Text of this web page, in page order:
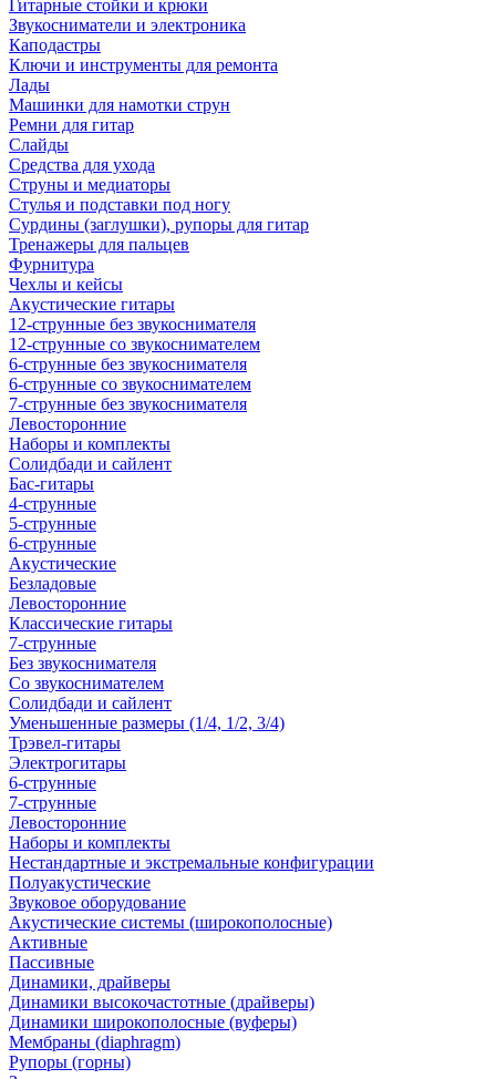
Гитарные стойки и крюки
Звукосниматели и электроника
Каподастры
Ключи и инструменты для ремонта
Лады
Машинки для намотки струн
Ремни для гитар
Слайды
Средства для ухода
Струны и медиаторы
Стулья и подставки под ногу
Сурдины (заглушки), рупоры для гитар
Тренажеры для пальцев
Фурнитура
Чехлы и кейсы
Акустические гитары
12-струнные без звукоснимателя
12-струнные со звукоснимателем
6-струнные без звукоснимателя
6-струнные со звукоснимателем
7-струнные без звукоснимателя
Левосторонние
Наборы и комплекты
Солидбади и сайлент
Бас-гитары
4-струнные
5-струнные
6-струнные
Акустические
Безладовые
Левосторонние
Классические гитары
7-струнные
Без звукоснимателя
Со звукоснимателем
Солидбади и сайлент
Уменьшенные размеры (1/4, 1/2, 3/4)
Трэвел-гитары
Электрогитары
6-струнные
7-струнные
Левосторонние
Наборы и комплекты
Нестандартные и экстремальные конфигурации
Полуакустические
Звуковое оборудование
Акустические системы (широкополосные)
Активные
Пассивные
Динамики, драйверы
Динамики высокочастотные (драйверы)
Динамики широкополосные (вуферы)
Мембраны (diaphragm)
Рупоры (горны)